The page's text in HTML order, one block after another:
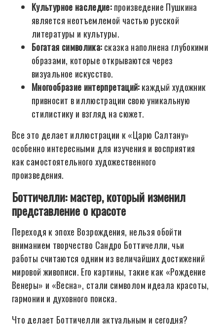
Культурное наследие:произведение Пушкина
является неотъемлемой частью русской
литературы и культуры.
Богатая символика:сказка наполнена глубокими
образами, которые открываются через
визуальное искусство.
Многообразие интерпретаций:каждый художник
привносит в иллюстрации свою уникальную
стилистику и взгляд на сюжет.
Все это делает иллюстрации к «Царю Салтану»
особенно интересными для изучения и восприятия
как самостоятельного художественного
произведения.
Боттичелли: мастер, который изменил
представление о красоте
Переходя к эпохе Возрождения, нельзя обойти
вниманием творчество Сандро Боттичелли, чьи
работы считаются одним из величайших достижений
мировой живописи. Его картины, такие как «Рождение
Венеры» и «Весна», стали символом идеала красоты,
гармонии и духовного поиска.
Что делает Боттичелли актуальным и сегодня?